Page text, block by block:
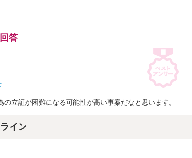
答
立証が困難になる可能性が高い事案だなと思います。
イン